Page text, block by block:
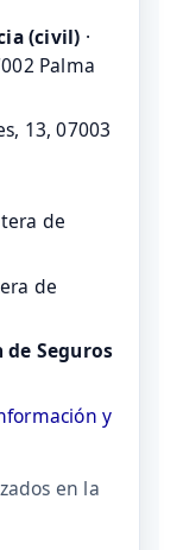
(civil) ·
Palma
13, 07003
de
de
de Seguros
y
en la